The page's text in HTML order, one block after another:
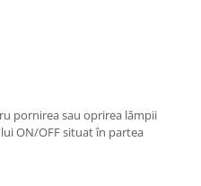
pornirea sau oprirea lămpii
ON/OFF situat în partea